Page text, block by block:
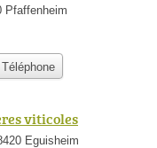
Pfaffenheim
Téléphone
viticoles
Eguisheim